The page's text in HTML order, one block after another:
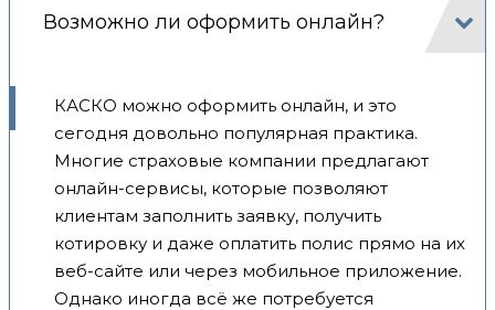
Возможно ли оформить онлайн?
КАСКО можно оформить онлайн, и это
сегодня довольно популярная практика.
Многие страховые компании предлагают
онлайн-сервисы, которые позволяют
клиентам заполнить заявку, получить
котировку и даже оплатить полис прямо на их
веб-сайте или через мобильное приложение.
Однако иногда всё же потребуется